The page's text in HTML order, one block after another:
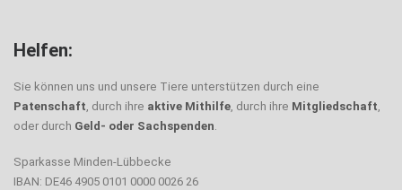
Helfen:
Sie können uns und unsere Tiere unterstützen durch eine
Patenschaft, durch ihre aktive Mithilfe, durch ihre Mitgliedschaft,
oder durch Geld- oder Sachspenden.
Sparkasse Minden-Lübbecke
IBAN: DE46 4905 0101 0000 0026 26